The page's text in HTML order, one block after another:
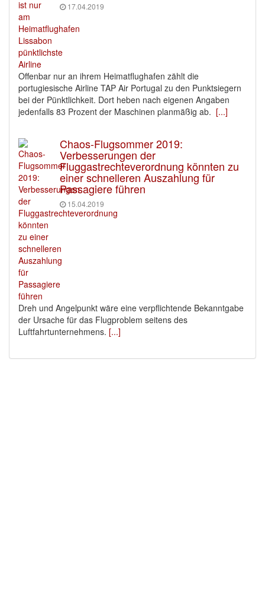
17.04.2019
Offenbar nur an ihrem Heimatflughafen zählt die
portugiesische Airline TAP Air Portugal zu den Punktsiegern
bei der Pünktlichkeit. Dort heben nach eigenen Angaben
jedenfalls 83 Prozent der Maschinen planmäßig ab. [...]
Chaos-Flugsommer 2019:
Verbesserungen der
Fluggastrechteverordnung könnten zu
einer schnelleren Auszahlung für
Passagiere führen
15.04.2019
Dreh und Angelpunkt wäre eine verpflichtende Bekanntgabe
der Ursache für das Flugproblem seitens des
Luftfahrtunternehmens. [...]